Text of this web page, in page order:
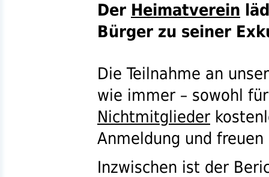
Der Heimatverein
Bürger zu seiner
Die Teilnahme an
wie immer – sowohl
Nichtmitglieder
Anmeldung und
Inzwischen ist der